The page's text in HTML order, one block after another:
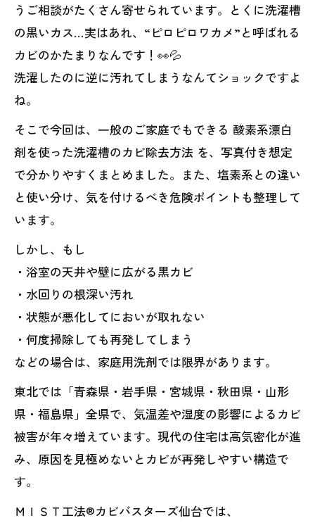
うご相談がたくさん寄せられています。とくに洗濯槽
の黒いカス…実はあれ、“ピロピロワカメ”と呼ばれる
カビのかたまりなんです！👀💦
洗濯したのに逆に汚れてしまうなんてショックですよ
ね。
そこで今回は、一般のご家庭でもできる 酸素系漂白
剤を使った洗濯槽のカビ除去方法 を、写真付き想定
で分かりやすくまとめました。また、塩素系との違い
と使い分け、気を付けるべき危険ポイントも整理して
います。
しかし、もし
・浴室の天井や壁に広がる黒カビ
・水回りの根深い汚れ
・状態が悪化してにおいが取れない
・何度掃除しても再発してしまう
などの場合は、家庭用洗剤では限界があります。
東北では「青森県・岩手県・宮城県・秋田県・山形
県・福島県」全県で、気温差や湿度の影響によるカビ
被害が年々増えています。現代の住宅は高気密化が進
み、原因を見極めないとカビが再発しやすい構造で
す。
ＭＩＳＴ工法®カビバスターズ仙台では、